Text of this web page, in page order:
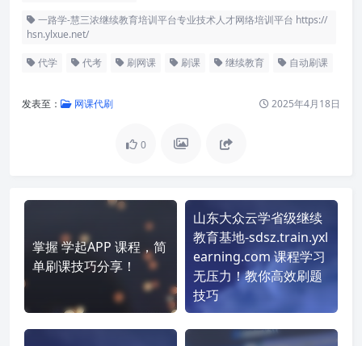
一路学-慧三浓继续教育培训平台专业技术人才网络培训平台 https://
hsn.ylxue.net/
代学 代考 刷网课 刷课 继续教育 自动刷课
发表至： 网课代刷 2025年4月18日
0
掌握 学起APP 课程，简
单刷课技巧分享！
山东大众云学省级继续
教育基地-sdsz.train.yxl
earning.com 课程学习
无压力！教你高效刷题
技巧